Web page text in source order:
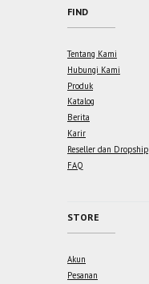
FIND
Tentang Kami
Hubungi Kami
Produk
Katalog
Berita
Karir
Reseller dan Dropship
FAQ
STORE
Akun
Pesanan